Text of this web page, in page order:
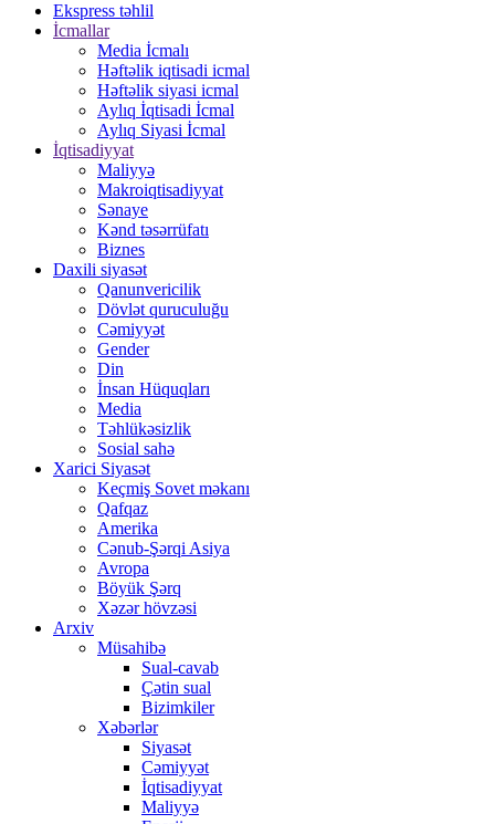
Ekspress təhlil
İcmallar
Media İcmalı
Həftəlik iqtisadi icmal
Həftəlik siyasi icmal
Aylıq İqtisadi İcmal
Aylıq Siyasi İcmal
İqtisadiyyat
Maliyyə
Makroiqtisadiyyat
Sənaye
Kənd təsərrüfatı
Biznes
Daxili siyasət
Qanunvericilik
Dövlət quruculuğu
Cəmiyyət
Gender
Din
İnsan Hüquqları
Media
Təhlükəsizlik
Sosial sahə
Xarici Siyasət
Keçmiş Sovet məkanı
Qafqaz
Amerika
Cənub-Şərqi Asiya
Avropa
Böyük Şərq
Xəzər hövzəsi
Arxiv
Müsahibə
Sual-cavab
Çətin sual
Bizimkiler
Xəbərlər
Siyasət
Cəmiyyət
İqtisadiyyat
Maliyyə